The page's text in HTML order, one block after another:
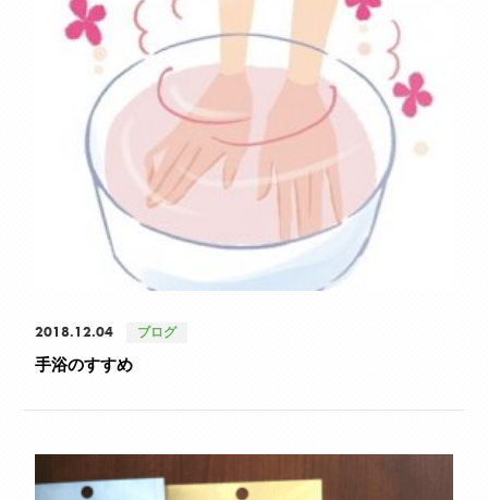
2018.12.04 ブログ
手浴のすすめ